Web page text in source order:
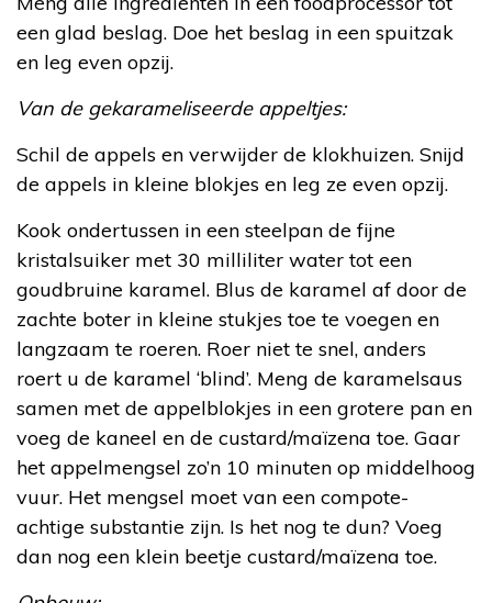
een glad beslag. Doe het beslag in een spuitzak
en leg even opzij.
Van de gekarameliseerde appeltjes:
Schil de appels en verwijder de klokhuizen. Snijd
de appels in kleine blokjes en leg ze even opzij.
Kook ondertussen in een steelpan de fijne
kristalsuiker met 30 milliliter water tot een
goudbruine karamel. Blus de karamel af door de
zachte boter in kleine stukjes toe te voegen en
langzaam te roeren. Roer niet te snel, anders
roert u de karamel ‘blind’. Meng de karamelsaus
samen met de appelblokjes in een grotere pan en
voeg de kaneel en de custard/maïzena toe. Gaar
het appelmengsel zo’n 10 minuten op middelhoog
vuur. Het mengsel moet van een compote-
achtige substantie zijn. Is het nog te dun? Voeg
dan nog een klein beetje custard/maïzena toe.